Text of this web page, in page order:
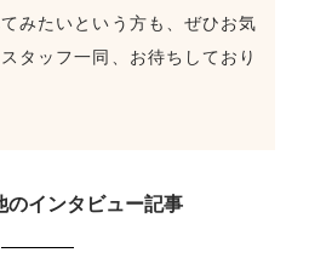
みたいという方も、ぜひお気
タッフ一同、お待ちしており
のインタビュー記事